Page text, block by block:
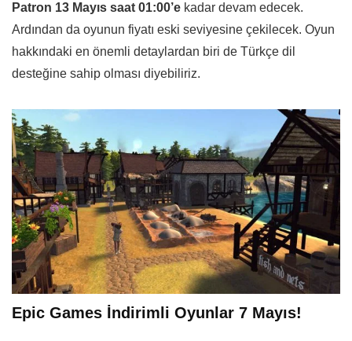
Patron 13 Mayıs saat 01:00’e kadar devam edecek.
Ardından da oyunun fiyatı eski seviyesine çekilecek. Oyun
hakkındaki en önemli detaylardan biri de Türkçe dil
desteğine sahip olması diyebiliriz.
Epic Games İndirimli Oyunlar 7 Mayıs!